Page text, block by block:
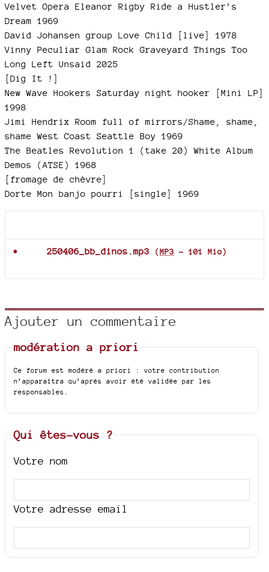
Velvet Opera Eleanor Rigby Ride a Hustler’s
Dream 1969
David Johansen group Love Child [live] 1978
Vinny Peculiar Glam Rock Graveyard Things Too
Long Left Unsaid 2025
[Dig It !]
New Wave Hookers Saturday night hooker [Mini LP]
1998
Jimi Hendrix Room full of mirrors/Shame, shame,
shame West Coast Seattle Boy 1969
The Beatles Revolution 1 (take 20) White Album
Demos (ATSE) 1968
[fromage de chèvre]
Dorte Mon banjo pourri [single] 1969
250406_bb_dinos.mp3 (MP3 - 101 Mio)
Ajouter un commentaire
modération a priori
Ce forum est modéré a priori : votre contribution
n’apparaîtra qu’après avoir été validée par les
responsables.
Qui êtes-vous ?
Votre nom
Votre adresse email